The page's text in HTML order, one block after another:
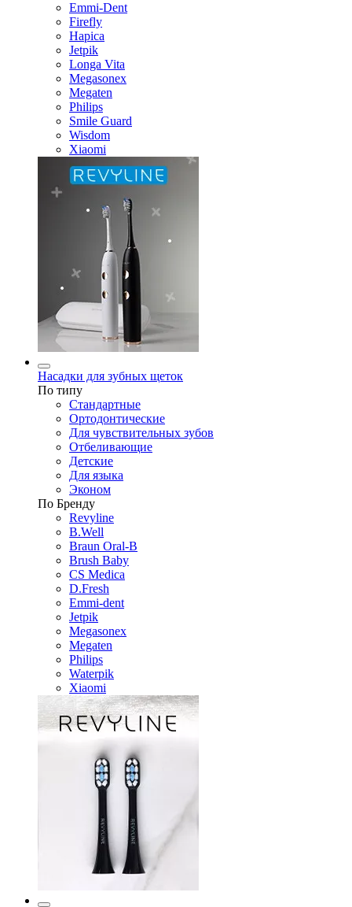
Emmi-Dent
Firefly
Hapica
Jetpik
Longa Vita
Megasonex
Megaten
Philips
Smile Guard
Wisdom
Xiaomi
Насадки для зубных щеток
По типу
Стандартные
Ортодонтические
Для чувствительных зубов
Отбеливающие
Детские
Для языка
Эконом
По Бренду
Revyline
B.Well
Braun Oral-B
Brush Baby
CS Medica
D.Fresh
Emmi-dent
Jetpik
Megasonex
Megaten
Philips
Waterpik
Xiaomi